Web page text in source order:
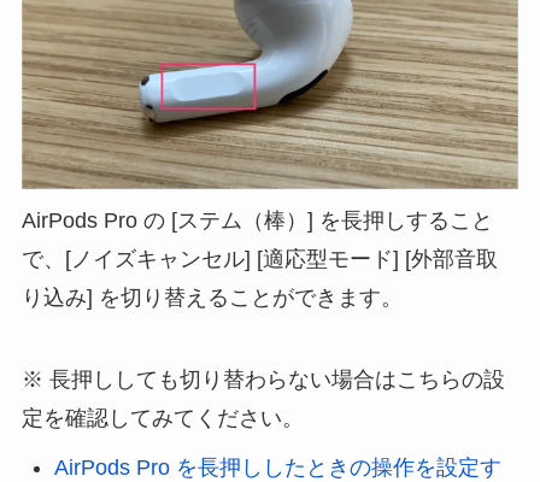
AirPods Pro の [ステム（棒）] を長押しすること
で、[ノイズキャンセル] [適応型モード] [外部音取
り込み] を切り替えることができます。
長押ししても切り替わらない場合はこちらの設
定を確認してみてください。
AirPods Pro を長押ししたときの操作を設定す